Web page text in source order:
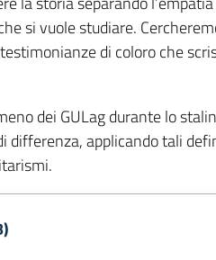
si vuole studiare.
di coloro che
dei GULag durante lo
differenza, applicando tali